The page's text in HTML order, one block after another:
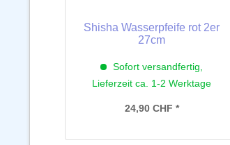
Shisha Wasserpfeife rot 2er
27cm
Sofort versandfertig,
Lieferzeit ca. 1-2 Werktage
24,90 CHF *